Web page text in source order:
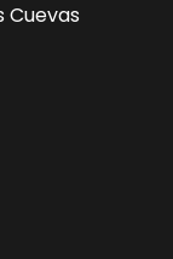
Cuevas